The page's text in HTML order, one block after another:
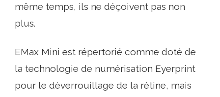
même temps, ils ne déçoivent pas non
plus.
EMax Mini est répertorié comme doté de
la technologie de numérisation Eyerprint
pour le déverrouillage de la rétine, mais